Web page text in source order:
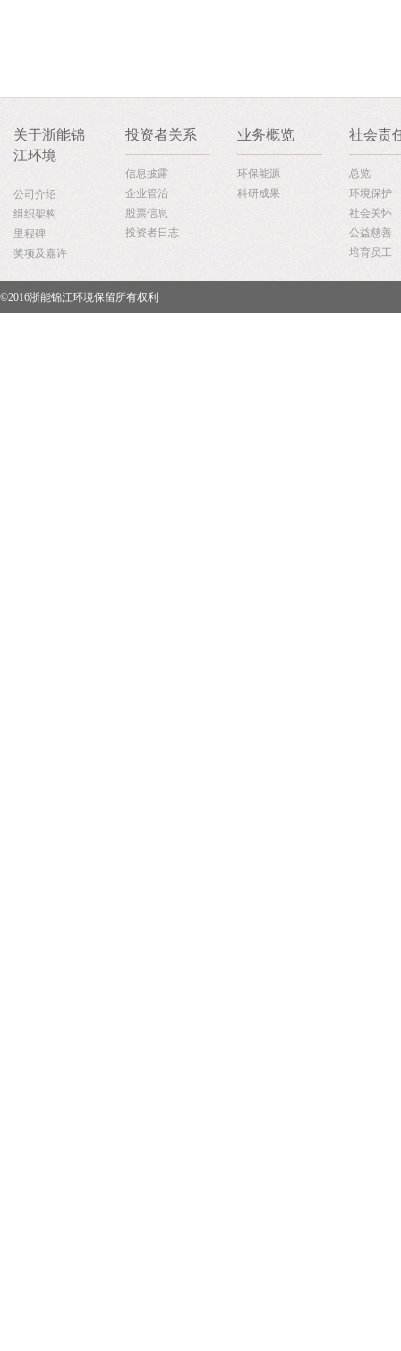
关于浙能锦
江环境
公司介绍
组织架构
里程碑
奖项及嘉许
投资者关系
信息披露
企业管治
股票信息
投资者日志
业务概览
环保能源
科研成果
社会责
总览
环境保护
社会关怀
公益慈善
培育员工
©2016浙能锦江环境保留所有权利